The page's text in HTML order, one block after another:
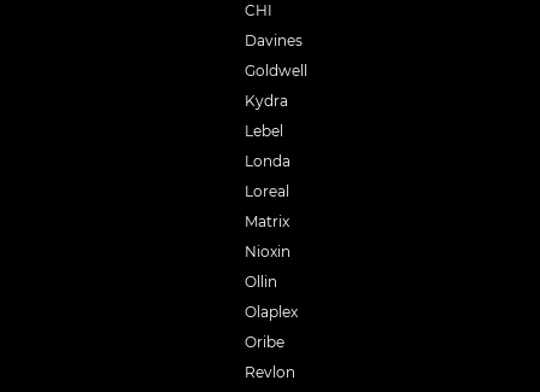
CHI
Davines
Goldwell
Kydra
Lebel
Londa
Loreal
Matrix
Nioxin
Ollin
Olaplex
Oribe
Revlon